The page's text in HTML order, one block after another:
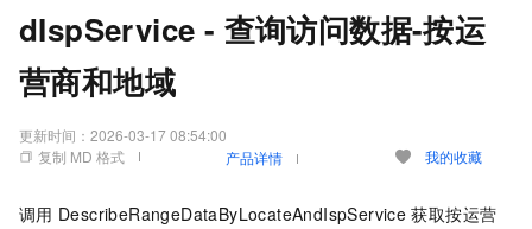
dIspService - 查询访问数据-按运
营商和地域
更新时间： 2026-03-17 08:54:00
复制 MD 格式
产品详情 我的收藏
调用 DescribeRangeDataByLocateAndIspService 获取按运营